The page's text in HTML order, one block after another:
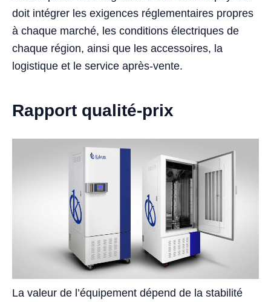
doit intégrer les exigences réglementaires propres
à chaque marché, les conditions électriques de
chaque région, ainsi que les accessoires, la
logistique et le service après-vente.
Rapport qualité-prix
La valeur de l’équipement dépend de la stabilité